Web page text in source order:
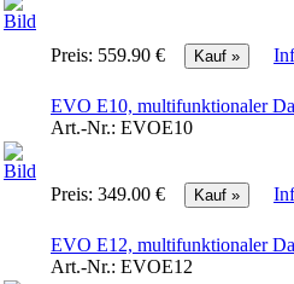
Preis: 559.90 €
EVO E10, multifunktionaler
Art.-Nr.: EVOE10
Preis: 349.00 €
EVO E12, multifunktionaler
Art.-Nr.: EVOE12